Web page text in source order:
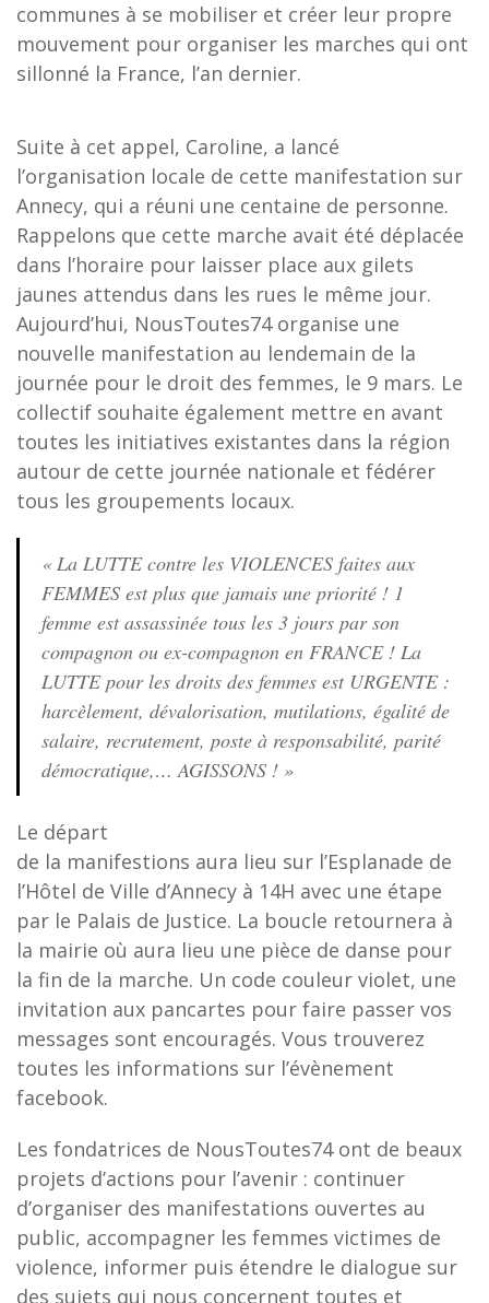
communes à se mobiliser et créer leur propre
mouvement pour organiser les marches qui ont
sillonné la France, l’an dernier.
Suite à cet appel, Caroline, a lancé
l’organisation locale de cette manifestation sur
Annecy, qui a réuni une centaine de personne.
Rappelons que cette marche avait été déplacée
dans l’horaire pour laisser place aux gilets
jaunes attendus dans les rues le même jour.
Aujourd’hui, NousToutes74 organise une
nouvelle manifestation au lendemain de la
journée pour le droit des femmes, le 9 mars. Le
collectif souhaite également mettre en avant
toutes les initiatives existantes dans la région
autour de cette journée nationale et fédérer
tous les groupements locaux.
« La LUTTE contre les VIOLENCES faites aux
FEMMES est plus que jamais une priorité ! 1
femme est assassinée tous les 3 jours par son
compagnon ou ex-compagnon en FRANCE ! La
LUTTE pour les droits des femmes est URGENTE :
harcèlement, dévalorisation, mutilations, égalité de
salaire, recrutement, poste à responsabilité, parité
démocratique,… AGISSONS ! »
Le départ
de la manifestions aura lieu sur l’Esplanade de
l’Hôtel de Ville d’Annecy à 14H avec une étape
par le Palais de Justice. La boucle retournera à
la mairie où aura lieu une pièce de danse pour
la fin de la marche. Un code couleur violet, une
invitation aux pancartes pour faire passer vos
messages sont encouragés. Vous trouverez
toutes les informations sur l’évènement
facebook.
Les fondatrices de NousToutes74 ont de beaux
projets d’actions pour l’avenir : continuer
d’organiser des manifestations ouvertes au
public, accompagner les femmes victimes de
violence, informer puis étendre le dialogue sur
des sujets qui nous concernent toutes et